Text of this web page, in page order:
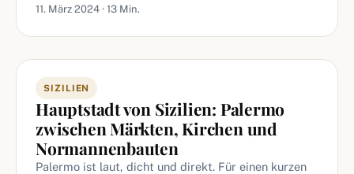
11. März 2024 · 13 Min.
SIZILIEN
Hauptstadt von Sizilien: Palermo
zwischen Märkten, Kirchen und
Normannenbauten
Palermo ist laut, dicht und direkt. Für einen kurzen